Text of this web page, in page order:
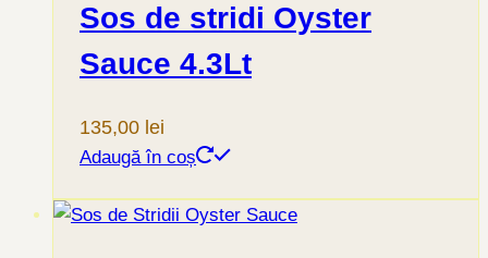
Sos de stridi Oyster
Sauce 4.3Lt
135,00 lei
Adaugă în coș